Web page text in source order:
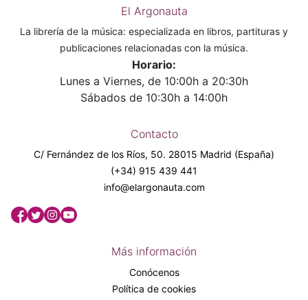
El Argonauta
La librería de la música: especializada en libros, partituras y
publicaciones relacionadas con la música.
Horario:
Lunes a Viernes, de 10:00h a 20:30h
Sábados de 10:30h a 14:00h
Contacto
C/ Fernández de los Ríos, 50. 28015 Madrid (España)
(+34) 915 439 441
info@elargonauta.com
Más información
Conócenos
Política de cookies